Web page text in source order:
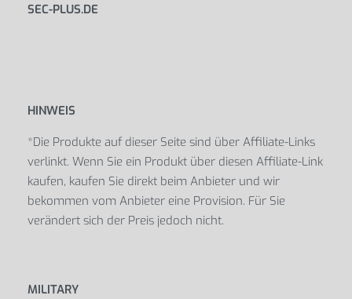
SEC-PLUS.DE
HINWEIS
*Die Produkte auf dieser Seite sind über Affiliate-Links
verlinkt. Wenn Sie ein Produkt über diesen Affiliate-Link
kaufen, kaufen Sie direkt beim Anbieter und wir
bekommen vom Anbieter eine Provision. Für Sie
verändert sich der Preis jedoch nicht.
MILITARY